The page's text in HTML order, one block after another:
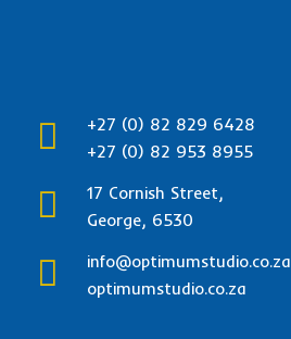
+27 (0) 82 829 6428
+27 (0) 82 953 8955
17 Cornish Street,
George, 6530
info@optimumstudio.co.za
optimumstudio.co.za